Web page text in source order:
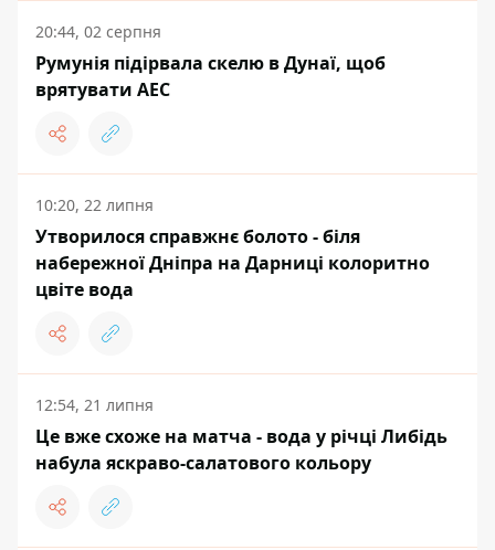
20:44, 02 серпня
Румунія підірвала скелю в Дунаї, щоб
врятувати АЕС
10:20, 22 липня
Утворилося справжнє болото - біля
набережної Дніпра на Дарниці колоритно
цвіте вода
12:54, 21 липня
Це вже схоже на матча - вода у річці Либідь
набула яскраво-салатового кольору